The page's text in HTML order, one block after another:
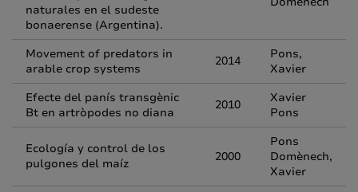
naturales en el sudeste
bonaerense (Argentina).
Movement of predators in
arable crop systems
2014
Pons,
Xavier
Efecte del panís transgènic
Bt en artròpodes no diana
2010
Xavier
Pons
Ecología y control de los
pulgones del maíz
2000
Pons
Domènech,
Xavier